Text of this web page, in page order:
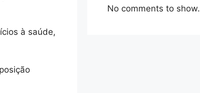
à saúde,
No comments to show.